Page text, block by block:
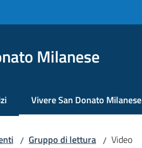
Milanese
Vivere San Donato Milanese
Menu selezionato
/ Gruppo di lettura / Video